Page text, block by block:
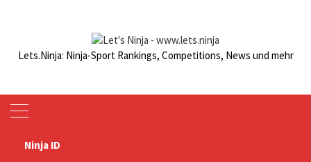
Lets.Ninja: Ninja-Sport Rankings, Competitions, News und mehr
Ninja ID
Startseite